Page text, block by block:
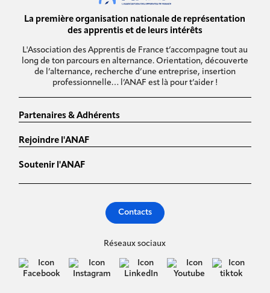
La première organisation nationale de représentation
des apprentis et de leurs intérêts
L'Association des Apprentis de France t’accompagne tout au
long de ton parcours en alternance. Orientation, découverte
de l’alternance, recherche d’une entreprise, insertion
professionnelle… l’ANAF est là pour t’aider !
Partenaires & Adhérents
Rejoindre l'ANAF
Soutenir l'ANAF
Contacts
Réseaux sociaux